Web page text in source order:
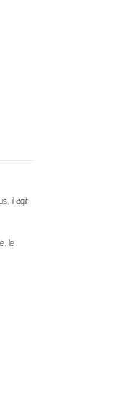
il agit
le